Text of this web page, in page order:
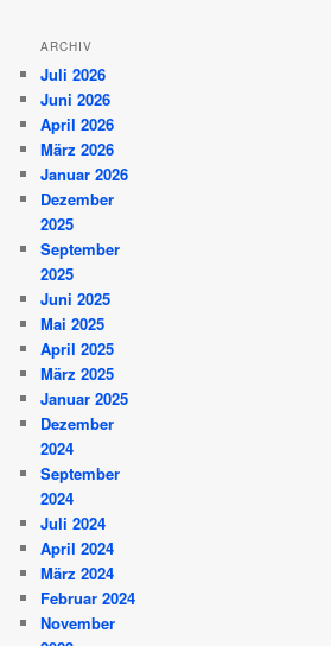
ARCHIV
Juli 2026
Juni 2026
April 2026
März 2026
Januar 2026
Dezember
2025
September
2025
Juni 2025
Mai 2025
April 2025
März 2025
Januar 2025
Dezember
2024
September
2024
Juli 2024
April 2024
März 2024
Februar 2024
November